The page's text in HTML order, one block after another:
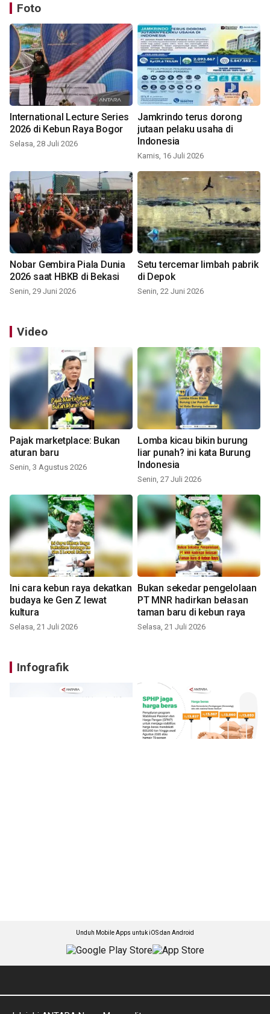
Foto
International Lecture Series
2026 di Kebun Raya Bogor
Selasa, 28 Juli 2026
Jamkrindo terus dorong
jutaan pelaku usaha di
Indonesia
Kamis, 16 Juli 2026
Nobar Gembira Piala Dunia
2026 saat HBKB di Bekasi
Senin, 29 Juni 2026
Setu tercemar limbah pabrik
di Depok
Senin, 22 Juni 2026
Video
Pajak marketplace: Bukan
aturan baru
Senin, 3 Agustus 2026
Lomba kicau bikin burung
liar punah? ini kata Burung
Indonesia
Senin, 27 Juli 2026
Ini cara kebun raya dekatkan
budaya ke Gen Z lewat
kultura
Selasa, 21 Juli 2026
Bukan sekedar pengelolaan
PT MNR hadirkan belasan
taman baru di kebun raya
Selasa, 21 Juli 2026
Infografik
Unduh Mobile Apps untuk iOS dan Android